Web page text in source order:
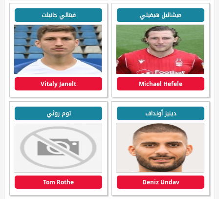
ميشائيل هيفيلي
Michael Hefele
فيتالي جانيلت
Vitaly Janelt
دينيز أونداف
Deniz Undav
توم روثي
Tom Rothe